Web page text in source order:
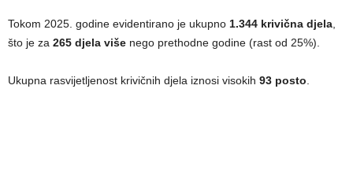
Tokom 2025. godine evidentirano je ukupno 1.344 krivična djela
što je za 265 djela više nego prethodne godine (rast od 25%).
Ukupna rasvijetljenost krivičnih djela iznosi visokih 93 posto